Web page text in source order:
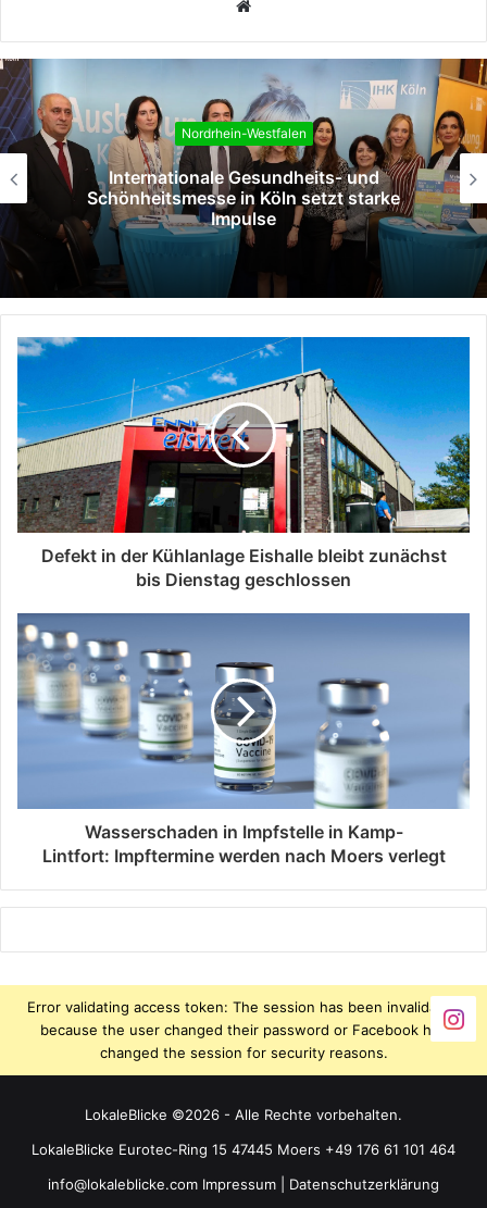
Webseite
Nordrhein-Westfalen
Köln begeht den Tag der
„Ein Zuhause, Eine Hoffnung“
Familien und Unterstützer
Defekt in der Kühlanlage Eishalle bleibt zunächst
bis Dienstag geschlossen
Wasserschaden in Impfstelle in Kamp-
Lintfort: Impftermine werden nach Moers verlegt
Error validating access token: The session has been invalidated
because the user changed their password or Facebook has
changed the session for security reasons.
LokaleBlicke ©2026 - Alle Rechte vorbehalten.
LokaleBlicke Eurotec-Ring 15 47445 Moers +49 176 61 101 464
info@lokaleblicke.com Impressum Datenschutzerklärung